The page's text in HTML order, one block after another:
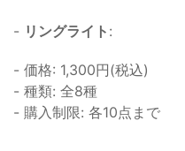
- リングライト :
- 価格: 1,300円(税込)
- 種類: 全8種
- 購入制限: 各10点まで